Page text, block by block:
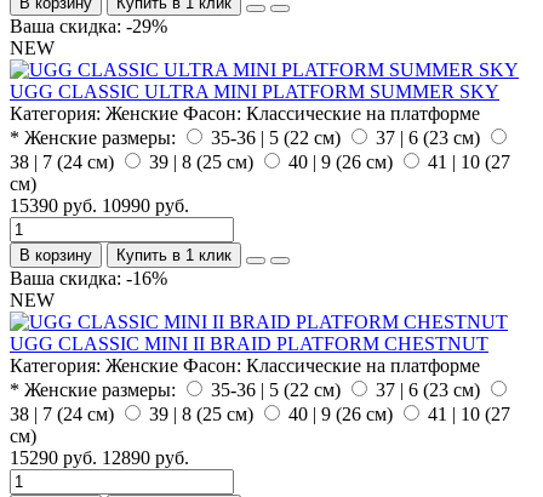
Ваша скидка: -29%
NEW
UGG CLASSIC ULTRA MINI PLATFORM SUMMER SKY
Категория: Женские Фасон: Классические на платформе
* Женские размеры:
35-36 | 5 (22 см)
37 | 6 (23 см)
38 | 7 (24 см)
39 | 8 (25 см) 40 | 9 (26 см)
41 | 10 (27
см)
15390 руб. 10990 руб.
В корзину Купить в 1 клик
Ваша скидка: -16%
NEW
UGG CLASSIC MINI II BRAID PLATFORM CHESTNUT
Категория: Женские Фасон: Классические на платформе
* Женские размеры:
35-36 | 5 (22 см)
37 | 6 (23 см)
38 | 7 (24 см)
39 | 8 (25 см) 40 | 9 (26 см)
41 | 10 (27
см)
15290 руб. 12890 руб.